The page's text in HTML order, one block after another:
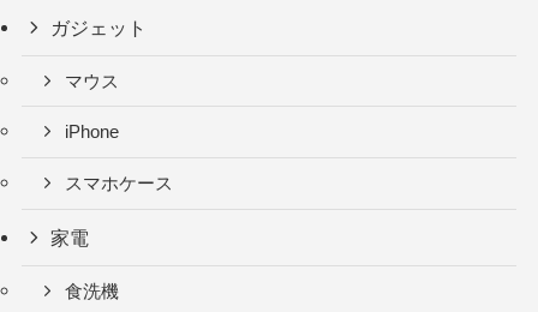
ガジェット
マウス
iPhone
スマホケース
家電
食洗機